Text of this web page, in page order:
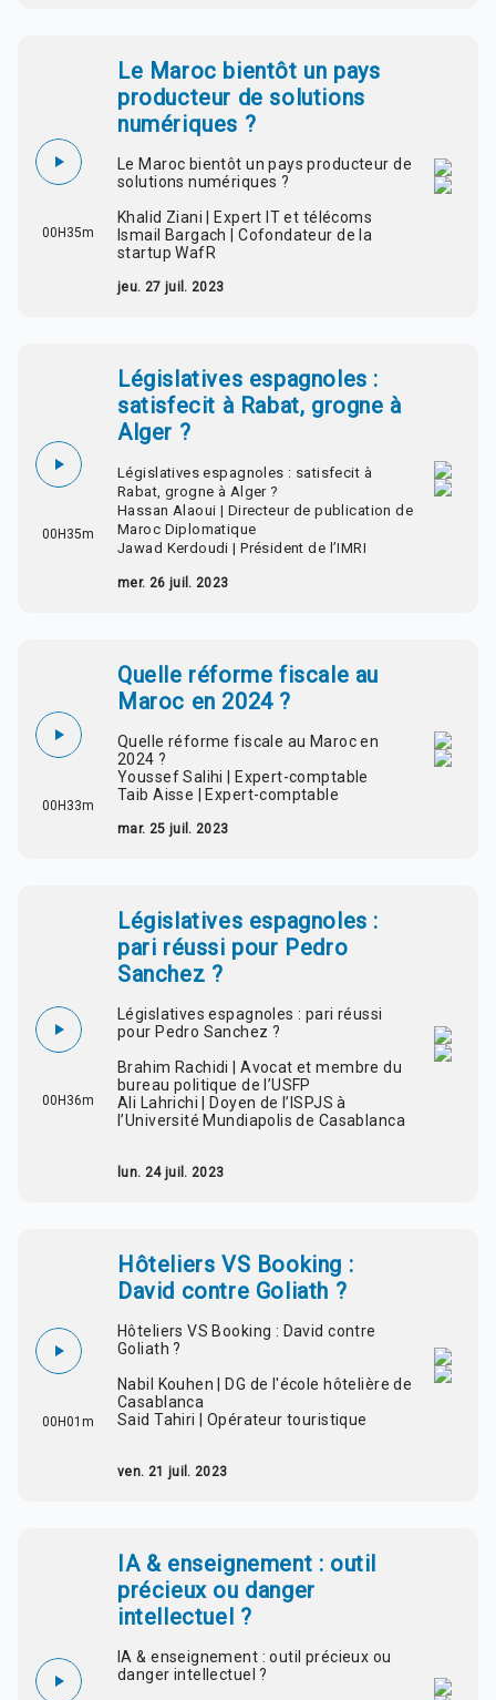
00H35m
Le Maroc bientôt un pays
producteur de solutions
numériques ?
Le Maroc bientôt un pays producteur de
solutions numériques ?
Khalid Ziani | Expert IT et télécoms
Ismail Bargach | Cofondateur de la
startup WafR
jeu. 27 juil. 2023
00H35m
Législatives espagnoles :
satisfecit à Rabat, grogne à
Alger ?
Législatives espagnoles : satisfecit à
Rabat, grogne à Alger ?
Hassan Alaoui | Directeur de publication de
Maroc Diplomatique
Jawad Kerdoudi | Président de l’IMRI
mer. 26 juil. 2023
00H33m
Quelle réforme fiscale au
Maroc en 2024 ?
Quelle réforme fiscale au Maroc en
2024 ?
Youssef Salihi | Expert-comptable
Taib Aisse | Expert-comptable
mar. 25 juil. 2023
00H36m
Législatives espagnoles :
pari réussi pour Pedro
Sanchez ?
Législatives espagnoles : pari réussi
pour Pedro Sanchez ?
Brahim Rachidi | Avocat et membre du
bureau politique de l’USFP
Ali Lahrichi | Doyen de l’ISPJS à
l’Université Mundiapolis de Casablanca
lun. 24 juil. 2023
00H01m
Hôteliers VS Booking :
David contre Goliath ?
Hôteliers VS Booking : David contre
Goliath ?
Nabil Kouhen | DG de l'école hôtelière de
Casablanca
Said Tahiri | Opérateur touristique
ven. 21 juil. 2023
IA & enseignement : outil
précieux ou danger
intellectuel ?
IA & enseignement : outil précieux ou
danger intellectuel ?